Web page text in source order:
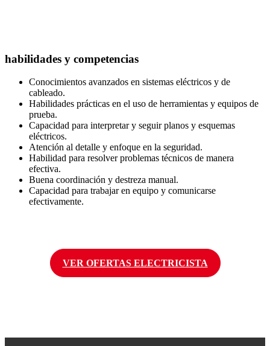
habilidades y competencias
Conocimientos avanzados en sistemas eléctricos y de
cableado.
Habilidades prácticas en el uso de herramientas y equipos de
prueba.
Capacidad para interpretar y seguir planos y esquemas
eléctricos.
Atención al detalle y enfoque en la seguridad.
Habilidad para resolver problemas técnicos de manera
efectiva.
Buena coordinación y destreza manual.
Capacidad para trabajar en equipo y comunicarse
efectivamente.
VER OFERTAS ELECTRICISTA